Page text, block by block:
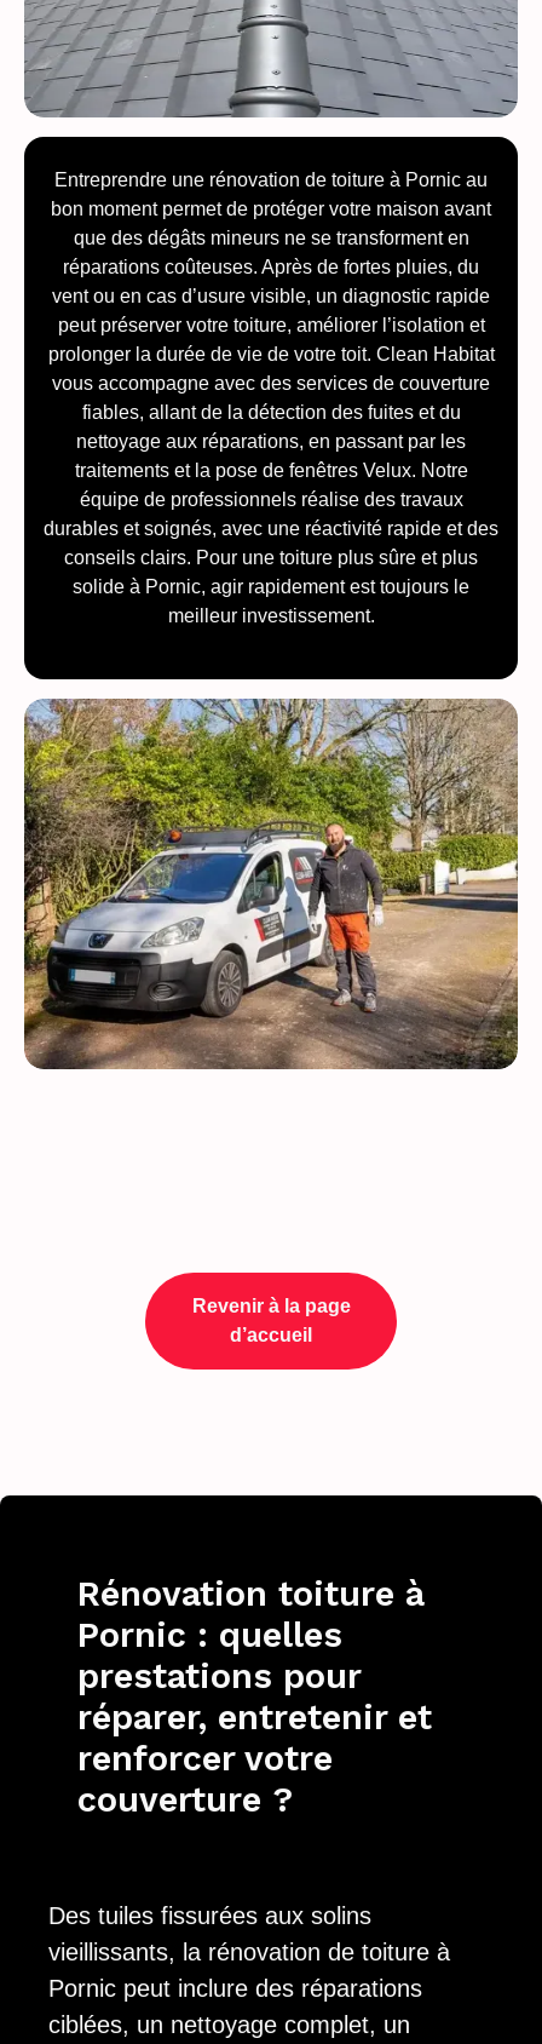
Entreprendre une rénovation de toiture à Pornic au
bon moment permet de protéger votre maison avant
que des dégâts mineurs ne se transforment en
réparations coûteuses. Après de fortes pluies, du
vent ou en cas d’usure visible, un diagnostic rapide
peut préserver votre toiture, améliorer l’isolation et
prolonger la durée de vie de votre toit. Clean Habitat
vous accompagne avec des services de couverture
fiables, allant de la détection des fuites et du
nettoyage aux réparations, en passant par les
traitements et la pose de fenêtres Velux. Notre
équipe de professionnels réalise des travaux
durables et soignés, avec une réactivité rapide et des
conseils clairs. Pour une toiture plus sûre et plus
solide à Pornic, agir rapidement est toujours le
meilleur investissement.
Revenir à la page
d’accueil
Rénovation toiture à
Pornic : quelles
prestations pour
réparer, entretenir et
renforcer votre
couverture ?
Des tuiles fissurées aux solins
vieillissants, la rénovation de toiture à
Pornic peut inclure des réparations
ciblées, un nettoyage complet, un